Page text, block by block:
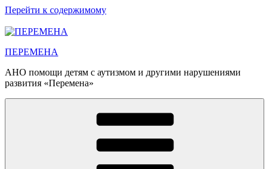
Перейти к содержимому
ПЕРЕМЕНА
АНО помощи детям с аутизмом и другими нарушениями
развития «Перемена»